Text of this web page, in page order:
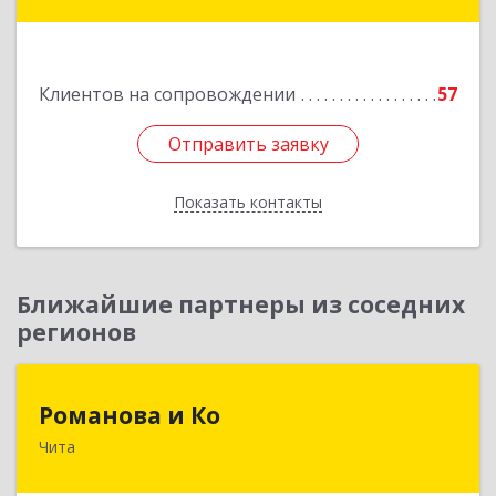
Клиентов на сопровождении 57
Отправить заявку
Показать контакты
Отправить заявку
Назад
Ближайшие партнеры из соседних
регионов
Романова и Ко
Чита672000, Забайкальский край, Чита г, Анохина